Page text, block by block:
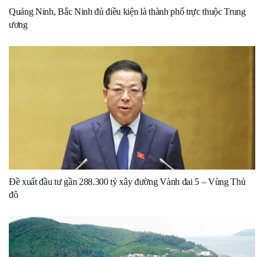
Quảng Ninh, Bắc Ninh đủ điều kiện là thành phố trực thuộc Trung
ương
Đề xuất đầu tư gần 288.300 tỷ xây đường Vành đai 5 – Vùng Thủ
đô